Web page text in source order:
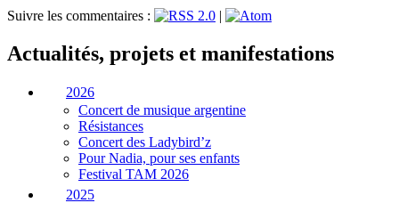
Suivre les commentaires : |
Actualités, projets et manifestations
2026
Concert de musique argentine
Résistances
Concert des Ladybird’z
Pour Nadia, pour ses enfants
Festival TAM 2026
2025